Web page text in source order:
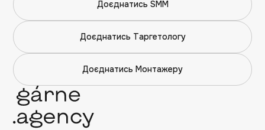
Доєднатись SMM
Доєднатись Таргетологу
Доєднатись Монтажеру